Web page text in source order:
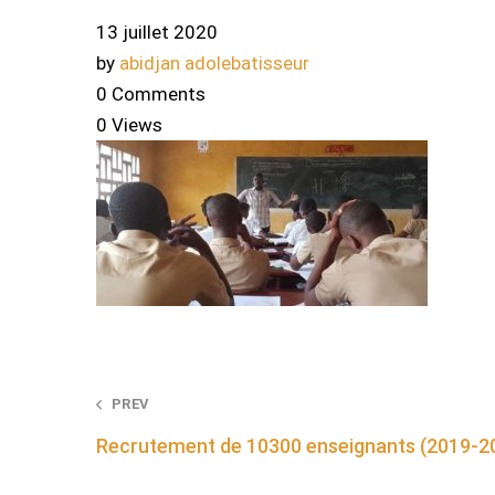
13 juillet 2020
by abidjan adolebatisseur
0 Comments
0 Views
Post
navigation
PREV
Recrutement de 10300 enseignants (2019-